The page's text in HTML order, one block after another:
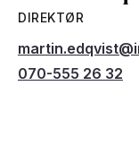
DIREKTØR
070-555 26 32